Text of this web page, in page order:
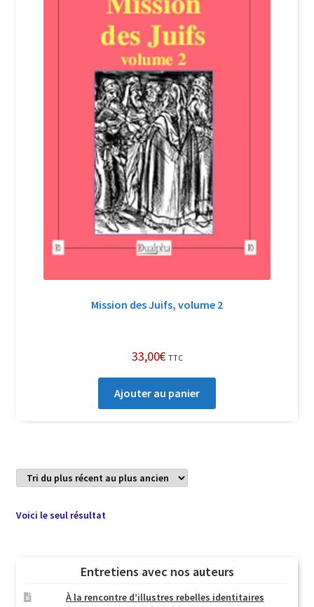
Login Customizer
Nous Contacter
Politique de confidentialité et cookies
Qui sommes-nous ?
Soutien à Philippe Randa
Suivi de la Commande
Mission des Juifs, volume 2
33,00€ TTC
Ajouter au panier
Voici le seul résultat
Entretiens avec nos auteurs
À la rencontre d’illustres rebelles identitaires